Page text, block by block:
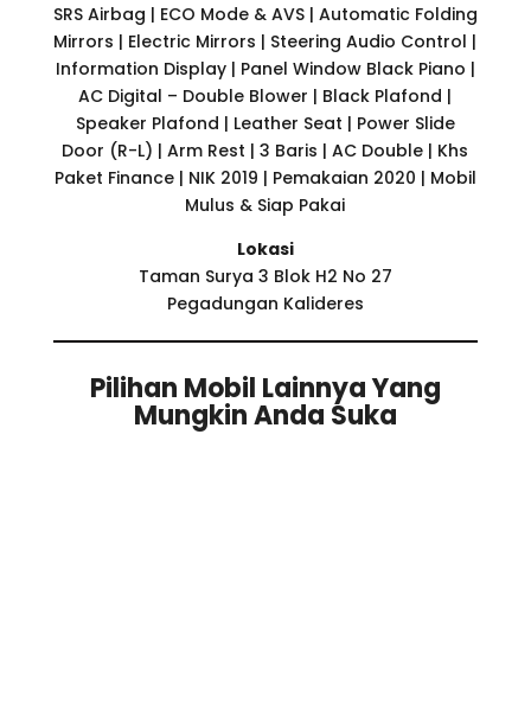
SRS Airbag | ECO Mode & AVS | Automatic Folding
Mirrors | Electric Mirrors | Steering Audio Control |
Information Display | Panel Window Black Piano |
AC Digital – Double Blower | Black Plafond |
Speaker Plafond | Leather Seat | Power Slide
Door (R-L) | Arm Rest | 3 Baris | AC Double | Khs
Paket Finance | NIK 2019 | Pemakaian 2020 | Mobil
Mulus & Siap Pakai
Lokasi
Taman Surya 3 Blok H2 No 27
Pegadungan Kalideres
Pilihan Mobil Lainnya Yang
Mungkin Anda Suka